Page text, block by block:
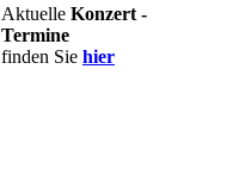
Aktuelle Konzert -
Termine
finden Sie hier